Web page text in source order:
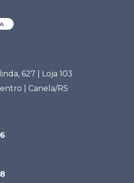
627 | Loja 103
| Canela/RS